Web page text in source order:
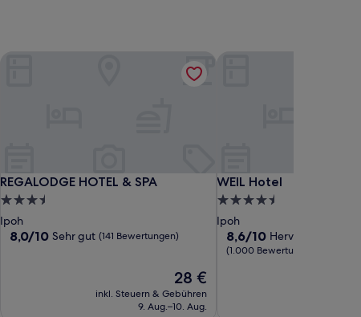
REGALODGE HOTEL & SPA
REGALODGE HOTEL & SPA
3.5-
Sterne-
Unterkunft
Ipoh
8.0
8,0/10 Sehr gut (141 Bewertungen)
Der
Preis
beträgt
28 €
inkl. Steuern & Gebühren
9. Aug.–10. Aug.
WEIL Hotel
WEIL Hotel
4.5-
Sterne-
Unterkunft
Ipoh
8.6
von
8,6/10 Hervorragend
(1.000 Bewertungen)